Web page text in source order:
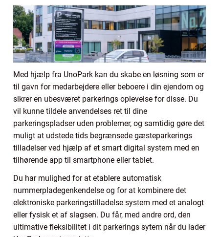
Med hjælp fra UnoPark kan du skabe en løsning som er
til gavn for medarbejdere eller beboere i din ejendom og
sikrer en ubesværet parkerings oplevelse for disse. Du
vil kunne tildele anvendelses ret til dine
parkeringspladser uden problemer, og samtidig gøre det
muligt at udstede tids begrænsede gæsteparkerings
tilladelser ved hjælp af et smart digital system med en
tilhørende app til smartphone eller tablet.
Du har mulighed for at etablere automatisk
nummerpladegenkendelse og for at kombinere det
elektroniske parkeringstilladelse system med et analogt
eller fysisk et af slagsen. Du får, med andre ord, den
ultimative fleksibilitet i dit parkerings sytem når du lader